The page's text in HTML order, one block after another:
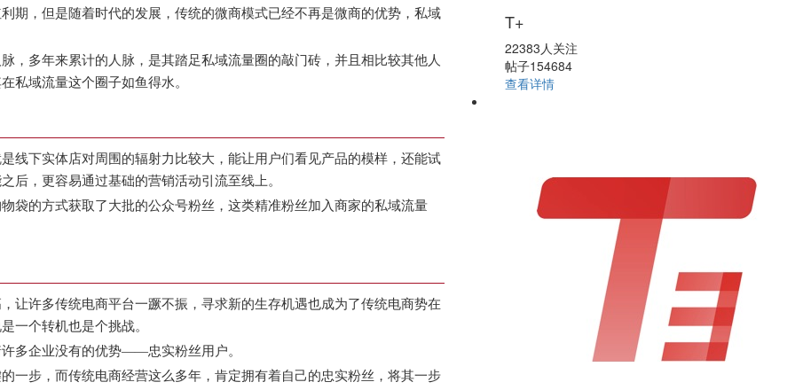
期，但是随着时代的发展，传统的微商模式已经不再是微商的优势，私域
多年来累计的人脉，是其踏足私域流量圈的敲门砖，并且相比较其他人
私域流量这个圈子如鱼得水。
线下实体店对周围的辐射力比较大，能让用户们看见产品的模样，还能试
后，更容易通过基础的营销活动引流至线上。
袋的方式获取了大批的公众号粉丝，这类精准粉丝加入商家的私域流量
让许多传统电商平台一蹶不振，寻求新的生存机遇也成为了传统电商势在
一个转机也是个挑战。
多企业没有的优势——忠实粉丝用户。
一步，而传统电商经营这么多年，肯定拥有着自己的忠实粉丝，将其一步
T+
22383人关注
帖子154684
查看详情